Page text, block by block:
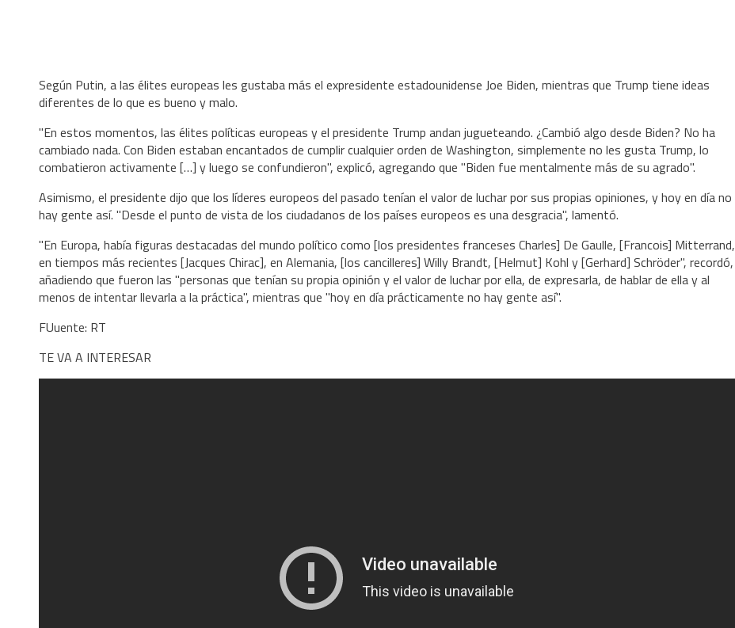
Según Putin, a las élites europeas les gustaba más el expresidente estadounidense Joe Biden, mientras que Trump tiene ideas
diferentes de lo que es bueno y malo.
"En estos momentos, las élites políticas europeas y el presidente Trump andan jugueteando. ¿Cambió algo desde Biden? No ha
cambiado nada. Con Biden estaban encantados de cumplir cualquier orden de Washington, simplemente no les gusta Trump, lo
combatieron activamente […] y luego se confundieron", explicó, agregando que "Biden fue mentalmente más de su agrado".
Asimismo, el presidente dijo que los líderes europeos del pasado tenían el valor de luchar por sus propias opiniones, y hoy en día no
hay gente así. "Desde el punto de vista de los ciudadanos de los países europeos es una desgracia", lamentó.
"En Europa, había figuras destacadas del mundo político como [los presidentes franceses Charles] De Gaulle, [Francois] Mitterrand,
en tiempos más recientes [Jacques Chirac], en Alemania, [los cancilleres] Willy Brandt, [Helmut] Kohl y [Gerhard] Schröder", recordó,
añadiendo que fueron las "personas que tenían su propia opinión y el valor de luchar por ella, de expresarla, de hablar de ella y al
menos de intentar llevarla a la práctica", mientras que "hoy en día prácticamente no hay gente así".
FUuente: RT
TE VA A INTERESAR